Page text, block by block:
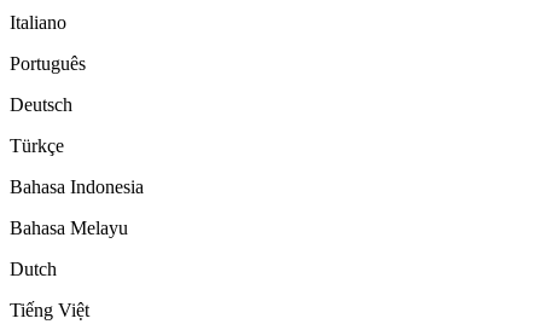
Italiano
Português
Deutsch
Türkçe
Bahasa Indonesia
Bahasa Melayu
Dutch
Tiếng Việt